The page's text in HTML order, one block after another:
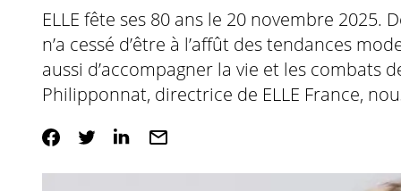
ELLE fête ses 80 ans le 20 novembre
n’a cessé d’être à l’affût des tendances
aussi d’accompagner la vie et les combats
Philipponnat, directrice de ELLE France,